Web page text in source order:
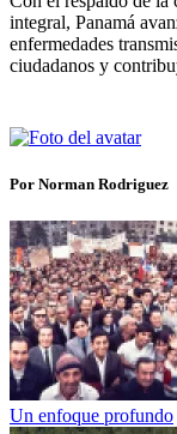
integral, Panamá
enfermedades
ciudadanos y
Por Norman Rodriguez
Un enfoque profundo